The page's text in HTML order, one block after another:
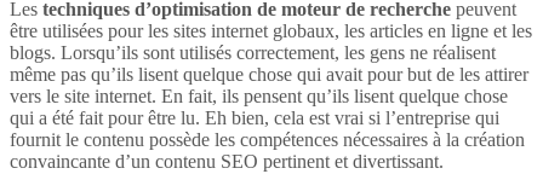
Les techniques d’optimisation de moteur de recherche peuvent
être utilisées pour les sites internet globaux, les articles en ligne et les
blogs. Lorsqu’ils sont utilisés correctement, les gens ne réalisent
même pas qu’ils lisent quelque chose qui avait pour but de les attirer
vers le site internet. En fait, ils pensent qu’ils lisent quelque chose
qui a été fait pour être lu. Eh bien, cela est vrai si l’entreprise qui
fournit le contenu possède les compétences nécessaires à la création
convaincante d’un contenu SEO pertinent et divertissant.